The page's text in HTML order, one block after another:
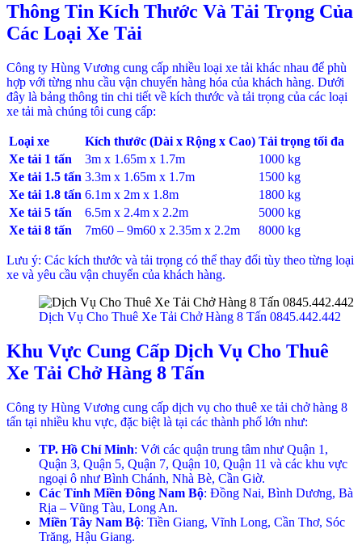
Thông Tin Kích Thước Và Tải Trọng Của
Các Loại Xe Tải
Công ty Hùng Vương cung cấp nhiều loại xe tải khác nhau để phù
hợp với từng nhu cầu vận chuyển hàng hóa của khách hàng. Dưới
đây là bảng thông tin chi tiết về kích thước và tải trọng của các loại
xe tải mà chúng tôi cung cấp:
Loại xe Kích thước (Dài x Rộng x Cao) Tải trọng tối đa
Xe tải 1 tấn
3m x 1.65m x 1.7m
1000 kg
Xe tải 1.5 tấn 3.3m x 1.65m x 1.7m
1500 kg
Xe tải 1.8 tấn 6.1m x 2m x 1.8m
1800 kg
Xe tải 5 tấn
6.5m x 2.4m x 2.2m
5000 kg
Xe tải 8 tấn
7m60 – 9m60 x 2.35m x 2.2m 8000 kg
Lưu ý: Các kích thước và tải trọng có thể thay đổi tùy theo từng loại
xe và yêu cầu vận chuyển của khách hàng.
Dịch Vụ Cho Thuê Xe Tải Chở Hàng 8 Tấn 0845.442.442
Khu Vực Cung Cấp Dịch Vụ Cho Thuê
Xe Tải Chở Hàng 8 Tấn
Công ty Hùng Vương cung cấp dịch vụ cho thuê xe tải chở hàng 8
tấn tại nhiều khu vực, đặc biệt là tại các thành phố lớn như:
TP. Hồ Chí Minh: Với các quận trung tâm như Quận 1,
Quận 3, Quận 5, Quận 7, Quận 10, Quận 11 và các khu vực
ngoại ô như Bình Chánh, Nhà Bè, Cần Giờ.
Các Tỉnh Miền Đông Nam Bộ: Đồng Nai, Bình Dương, Bà
Rịa – Vũng Tàu, Long An.
Miền Tây Nam Bộ: Tiền Giang, Vĩnh Long, Cần Thơ, Sóc
Trăng, Hậu Giang.